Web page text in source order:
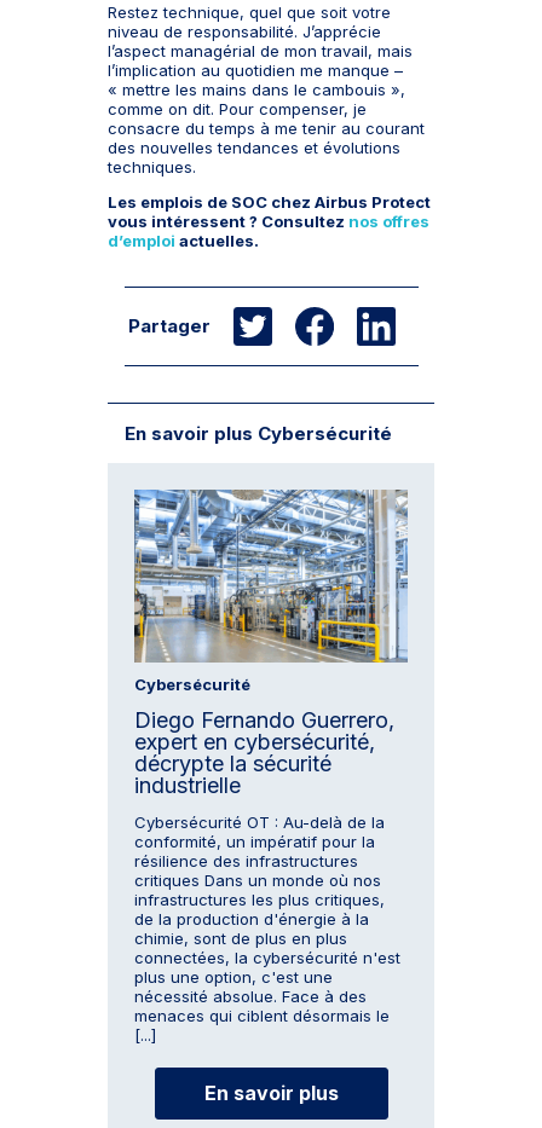
Restez technique, quel que soit votre
niveau de responsabilité. J’apprécie
l’aspect managérial de mon travail, mais
l’implication au quotidien me manque –
« mettre les mains dans le cambouis »,
comme on dit. Pour compenser, je
consacre du temps à me tenir au courant
des nouvelles tendances et évolutions
techniques.
Les emplois de SOC chez Airbus Protect
vous intéressent ? Consultez nos offres
d’emploi actuelles.
Partager
En savoir plus Cybersécurité
Cybersécurité
Diego Fernando Guerrero,
expert en cybersécurité,
décrypte la sécurité
industrielle
Cybersécurité OT : Au-delà de la
conformité, un impératif pour la
résilience des infrastructures
critiques Dans un monde où nos
infrastructures les plus critiques,
de la production d'énergie à la
chimie, sont de plus en plus
connectées, la cybersécurité n'est
plus une option, c'est une
nécessité absolue. Face à des
menaces qui ciblent désormais le
[...]
En savoir plus